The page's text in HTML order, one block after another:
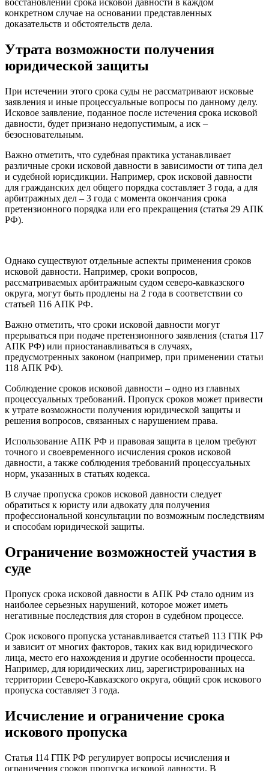
восстановлении срока исковой давности в каждом
конкретном случае на основании представленных
доказательств и обстоятельств дела.
Утрата возможности получения
юридической защиты
При истечении этого срока суды не рассматривают исковые
заявления и иные процессуальные вопросы по данному делу.
Исковое заявление, поданное после истечения срока исковой
давности, будет признано недопустимым, а иск –
безосновательным.
Важно отметить, что судебная практика устанавливает
различные сроки исковой давности в зависимости от типа дел
и судебной юрисдикции. Например, срок исковой давности
для гражданских дел общего порядка составляет 3 года, а для
арбитражных дел – 3 года с момента окончания срока
претензионного порядка или его прекращения (статья 29 АПК
РФ).
Однако существуют отдельные аспекты применения сроков
исковой давности. Например, сроки вопросов,
рассматриваемых арбитражным судом северо-кавказского
округа, могут быть продлены на 2 года в соответствии со
статьей 116 АПК РФ.
Важно отметить, что сроки исковой давности могут
прерываться при подаче претензионного заявления (статья 117
АПК РФ) или приостанавливаться в случаях,
предусмотренных законом (например, при применении статьи
118 АПК РФ).
Соблюдение сроков исковой давности – одно из главных
процессуальных требований. Пропуск сроков может привести
к утрате возможности получения юридической защиты и
решения вопросов, связанных с нарушением права.
Использование АПК РФ и правовая защита в целом требуют
точного и своевременного исчисления сроков исковой
давности, а также соблюдения требований процессуальных
норм, указанных в статьях кодекса.
В случае пропуска сроков исковой давности следует
обратиться к юристу или адвокату для получения
профессиональной консультации по возможным последствиям
и способам юридической защиты.
Ограничение возможностей участия в
суде
Пропуск срока исковой давности в АПК РФ стало одним из
наиболее серьезных нарушений, которое может иметь
негативные последствия для сторон в судебном процессе.
Срок искового пропуска устанавливается статьей 113 ГПК РФ
и зависит от многих факторов, таких как вид юридического
лица, место его нахождения и другие особенности процесса.
Например, для юридических лиц, зарегистрированных на
территории Северо-Кавказского округа, общий срок искового
пропуска составляет 3 года.
Исчисление и ограничение срока
искового пропуска
Статья 114 ГПК РФ регулирует вопросы исчисления и
ограничения сроков пропуска исковой давности. В